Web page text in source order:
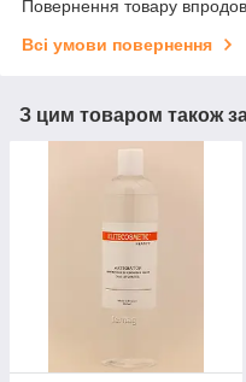
Повернення товару
Всі умови повернення
З цим товаром також